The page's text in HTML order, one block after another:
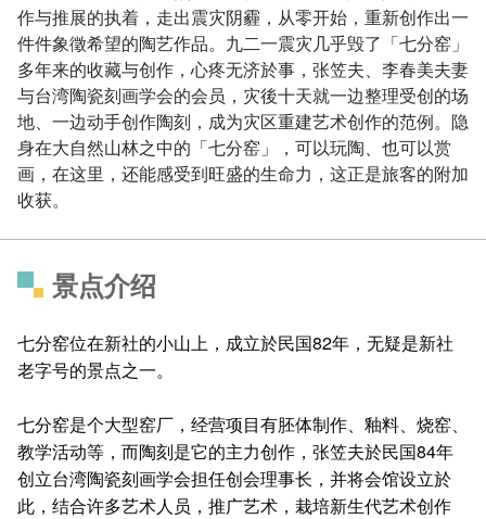
作与推展的执着，走出震灾阴霾，从零开始，重新创作出一
件件象徵希望的陶艺作品。九二一震灾几乎毁了「七分窑」
多年来的收藏与创作，心疼无济於事，张笠夫、李春美夫妻
与台湾陶瓷刻画学会的会员，灾後十天就一边整理受创的场
地、一边动手创作陶刻，成为灾区重建艺术创作的范例。隐
身在大自然山林之中的「七分窑」，可以玩陶、也可以赏
画，在这里，还能感受到旺盛的生命力，这正是旅客的附加
收获。
景点介绍
七分窑位在新社的小山上，成立於民国82年，无疑是新社
老字号的景点之一。
七分窑是个大型窑厂，经营项目有胚体制作、釉料、烧窑、
教学活动等，而陶刻是它的主力创作，张笠夫於民国84年
创立台湾陶瓷刻画学会担任创会理事长，并将会馆设立於
此，结合许多艺术人员，推广艺术，栽培新生代艺术创作